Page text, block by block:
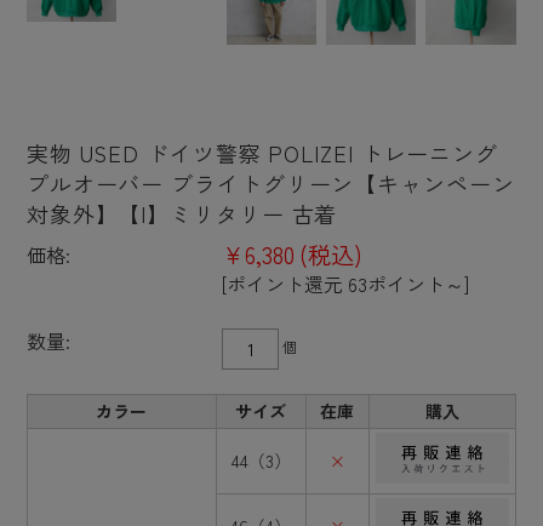
実物 USED ドイツ警察 POLIZEI トレーニング
プルオーバー ブライトグリーン【キャンペーン
対象外】【I】ミリタリー 古着
価格: ¥6,380 (税込)
[ポイント還元 63ポイント～]
数量:
個
カラー サイズ 在庫 購入
44（3） ×